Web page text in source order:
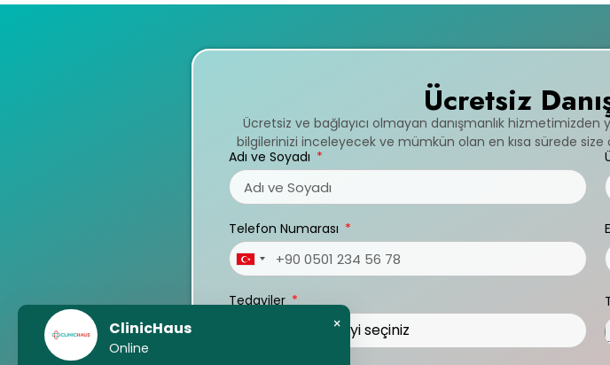
Ücretsiz
Ücretsiz ve bağlayıcı olmayan danışmanlık
bilgilerinizi inceleyecek ve mümkün olan en kısa sürede
Adı ve Soyadı
Telefon Numarası
Turkey
Tedaviler
ClinicHaus
Online
×